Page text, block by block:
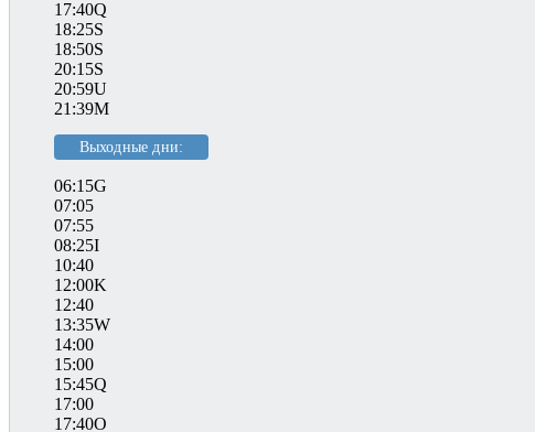
17:40Q
18:25S
18:50S
20:15S
20:59U
21:39M
Выходные дни:
06:15G
07:05
07:55
08:25I
10:40
12:00K
12:40
13:35W
14:00
15:00
15:45Q
17:00
17:40O